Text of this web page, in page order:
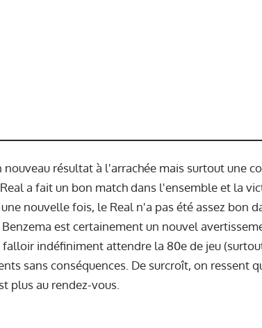
nouveau résultat à l'arrachée mais surtout une
a fait un bon match dans l'ensemble et la
nouvelle fois, le Real n'a pas été assez bon
est certainement un nouvel
falloir indéfiniment attendre la 80e de jeu
sans conséquences. De surcroît, on ressent
plus au rendez-vous.